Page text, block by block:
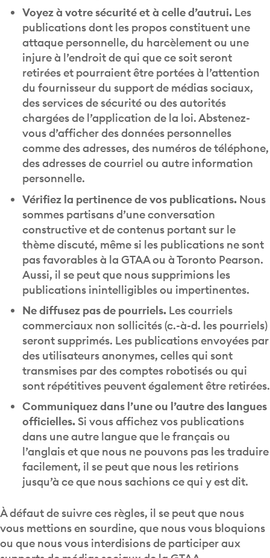
Voyez à votre sécurité et à celle d’autrui.Les
publications dont les propos constituent une
attaque personnelle, du harcèlement ou une
injure à l’endroit de qui que ce soit seront
retirées et pourraient être portées à l’attention
du fournisseur du support de médias sociaux,
des services de sécurité ou des autorités
chargées de l’application de la loi. Abstenez-
vous d’afficher des données personnelles
comme des adresses, des numéros de téléphone,
des adresses de courriel ou autre information
personnelle.
Vérifiez la pertinence de vos publications.Nous
sommes partisans d’une conversation
constructive et de contenus portant sur le
thème discuté, même si les publications ne sont
pas favorables à la GTAA ou à Toronto Pearson.
Aussi, il se peut que nous supprimions les
publications inintelligibles ou impertinentes.
Ne diffusez pas de pourriels.Les courriels
commerciaux non sollicités (c.-à-d. les pourriels)
seront supprimés. Les publications envoyées par
des utilisateurs anonymes, celles qui sont
transmises par des comptes robotisés ou qui
sont répétitives peuvent également être retirées.
Communiquez dans l’une ou l’autre des langues
officielles.Si vous affichez vos publications
dans une autre langue que le français ou
l’anglais et que nous ne pouvons pas les traduire
facilement, il se peut que nous les retirions
jusqu’à ce que nous sachions ce qui y est dit.
À défaut de suivre ces règles, il se peut que nous
vous mettions en sourdine, que nous vous bloquions
ou que nous vous interdisions de participer aux